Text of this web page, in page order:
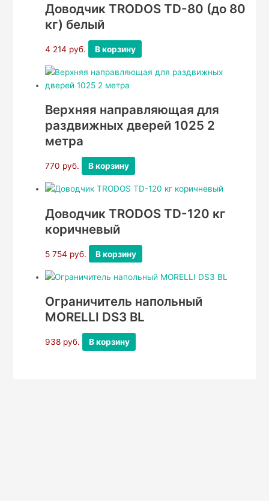
Доводчик TRODOS TD-80 (до 80
кг) белый
4 214 руб. В корзину
Верхняя направляющая для
раздвижных дверей 1025 2
метра
770 руб. В корзину
Доводчик TRODOS TD-120 кг
коричневый
5 754 руб. В корзину
Ограничитель напольный
MORELLI DS3 BL
938 руб. В корзину